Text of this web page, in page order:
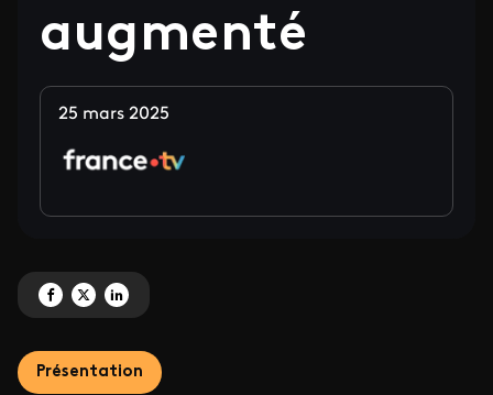
augmenté
25 mars 2025
Partagez 'le 6 juin, france.tv augmenté' sur Facebook
Partagez 'le 6 juin, france.tv augmenté' sur X
Partagez 'le 6 juin, france.tv augmenté' sur LinkedIn
Présentation